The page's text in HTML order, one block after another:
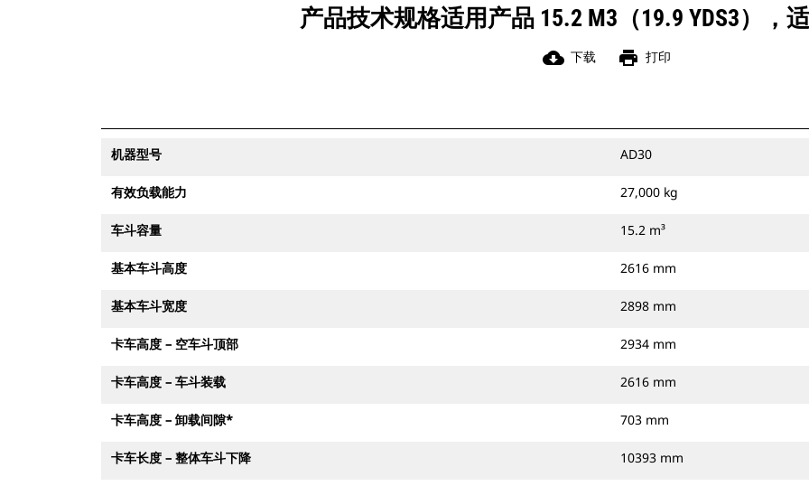
产品技术规格适用产品 15.2 M3（19.9 YDS3），
cloud_download 下载 print 打印
机器型号 AD30
有效负载能力 27,000 kg
车斗容量 15.2 m³
基本车斗高度 2616 mm
基本车斗宽度 2898 mm
卡车高度 – 空车斗顶部 2934 mm
卡车高度 – 车斗装载 2616 mm
卡车高度 – 卸载间隙* 703 mm
卡车长度 – 整体车斗下降 10393 mm